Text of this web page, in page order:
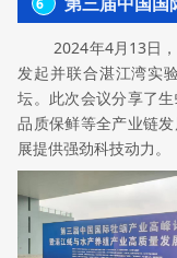
6
2024年4月13日
发起并联合湛江湾实
坛。此次会议分享了
品质保鲜等全产业链
展提供强劲科技动力。